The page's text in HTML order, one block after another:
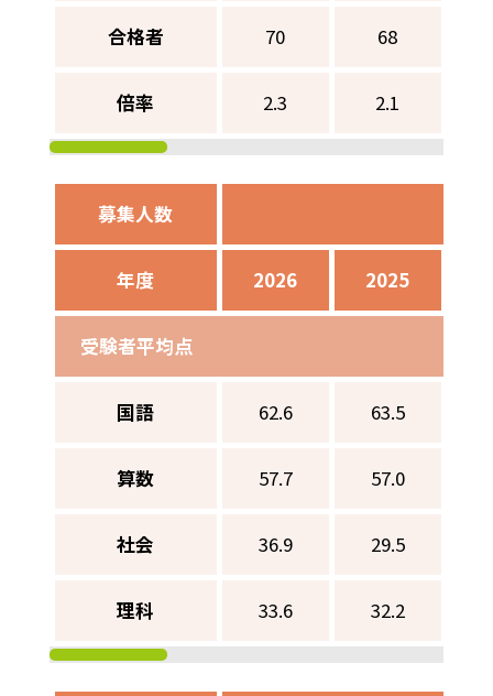
合格者 70 68
倍率 2.3 2.1
募集人数
年度 2026 2025
受験者平均点
国語 62.6 63.5
算数 57.7 57.0
社会 36.9 29.5
理科 33.6 32.2